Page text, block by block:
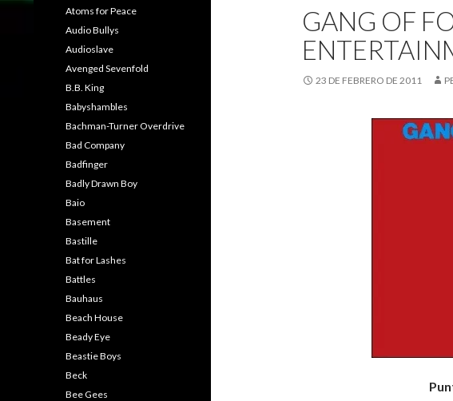
GANG OF
23 DE FEBRERO DE 2011
Atoms for Peace
Audio Bullys
Audioslave
Avenged Sevenfold
B.B. King
Babyshambles
Bachman-Turner Overdrive
Bad Company
Badfinger
Badly Drawn Boy
Baio
Basement
Bastille
Bat for Lashes
Battles
Bauhaus
Beach House
Beady Eye
Beastie Boys
Beck
Bee Gees